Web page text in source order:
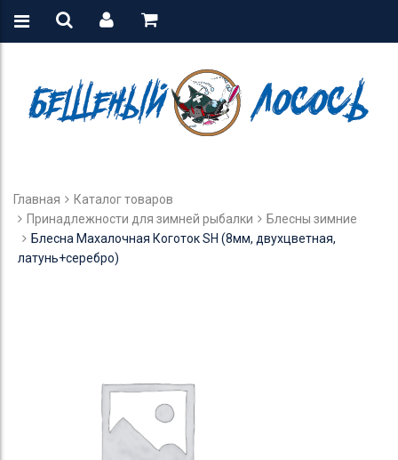
Главная
Каталог товаров
Принадлежности для зимней рыбалки
Блесны зимние
Блесна Махалочная Коготок SH (8мм, двухцветная,
латунь+серебро)